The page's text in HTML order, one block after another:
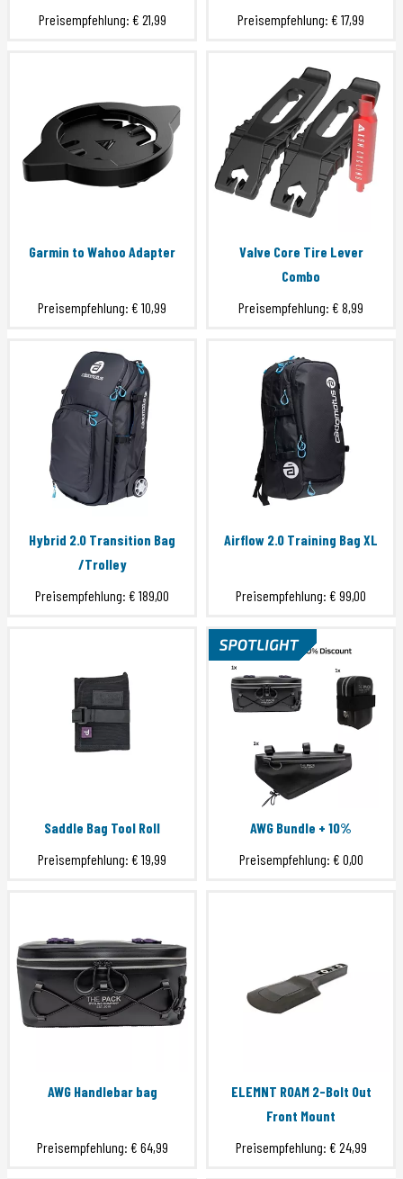
Preisempfehlung: € 21,99 Preisempfehlung: € 17,99
Garmin to Wahoo Adapter
Preisempfehlung: € 10,99
Valve Core Tire Lever
Combo
Preisempfehlung: € 8,99
Hybrid 2.0 Transition Bag
/Trolley
Preisempfehlung: € 189,00
Airflow 2.0 Training Bag XL
Preisempfehlung: € 99,00
Saddle Bag Tool Roll
Preisempfehlung: € 19,99
AWG Bundle + 10%
Preisempfehlung: € 0,00
AWG Handlebar bag
Preisempfehlung: € 64,99
ELEMNT ROAM 2-Bolt Out
Front Mount
Preisempfehlung: € 24,99